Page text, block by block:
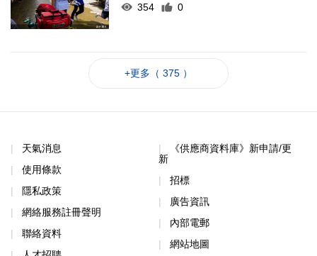
354
0
+更多（ 375 ）
天氣消息
使用條款
隱私政策
網絡服務註冊聲明
聯絡資料
《供應商資料庫》新申請/更
新
招標
廣告資訊
內部電郵
網站地圖